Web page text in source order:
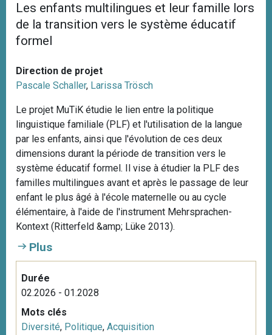
Les enfants multilingues et leur famille lors
de la transition vers le système éducatif
formel
Direction de projet
Pascale Schaller, Larissa Trösch
Le projet MuTiK étudie le lien entre la politique
linguistique familiale (PLF) et l'utilisation de la langue
par les enfants, ainsi que l'évolution de ces deux
dimensions durant la période de transition vers le
système éducatif formel. Il vise à étudier la PLF des
familles multilingues avant et après le passage de leur
enfant le plus âgé à l'école maternelle ou au cycle
élémentaire, à l'aide de l'instrument Mehrsprachen-
Kontext (Ritterfeld &amp; Lüke 2013).
Plus
Durée
02.2026 - 01.2028
Mots clés
Diversité, Politique, Acquisition